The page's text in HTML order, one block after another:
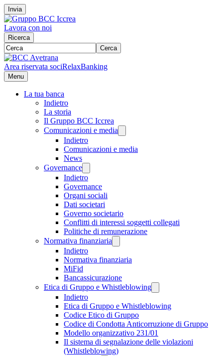
Invia
Lavora con noi
Ricerca
Cerca
Area riservata sociRelaxBanking
Menu
La tua banca
Indietro
La storia
Il Gruppo BCC Iccrea
Comunicazioni e media
Indietro
Comunicazioni e media
News
Governance
Indietro
Governance
Organi sociali
Dati societari
Governo societario
Conflitti di interessi soggetti collegati
Politiche di remunerazione
Normativa finanziaria
Indietro
Normativa finanziaria
MiFid
Bancassicurazione
Etica di Gruppo e Whistleblowing
Indietro
Etica di Gruppo e Whistleblowing
Codice Etico di Gruppo
Codice di Condotta Anticorruzione di Gruppo
Modello organizzativo 231/01
Il sistema di segnalazione delle violazioni
(Whistleblowing)